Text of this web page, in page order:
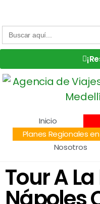
Buscar:
Inicio
Planes Regionales
Nosotros
Tour A